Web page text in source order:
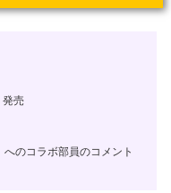
発売
のコラボ部員のコメント